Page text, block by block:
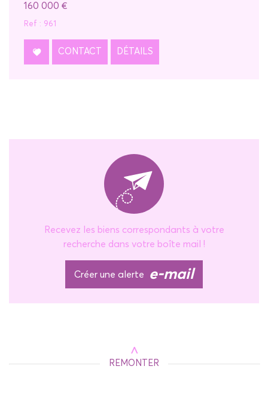
160 000 €
Ref : 961
CONTACT DÉTAILS
Recevez les biens correspondants à votre
recherche dans votre boîte mail !
Créer une alerte e-mail
REMONTER